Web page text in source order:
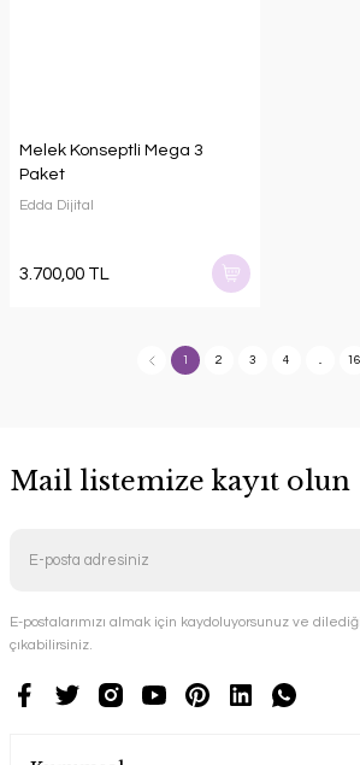
Melek Konseptli Mega 3
Paket
Edda Dijital
3.700,00 TL
1 2 3 4 16
Mail listemize kayıt olun
E-postalarımızı almak için kaydoluyorsunuz ve
çıkabilirsiniz.